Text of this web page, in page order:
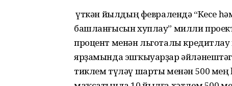
Ә үткән йылдың февралендә
башланғысын хуплау” милли
процент менән льготалы
ярҙамында эшҡыуарҙар
тиклем түләү шарты менән 500